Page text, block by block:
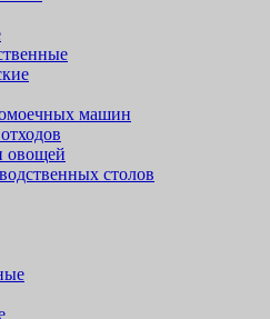
машин
овощей
столов